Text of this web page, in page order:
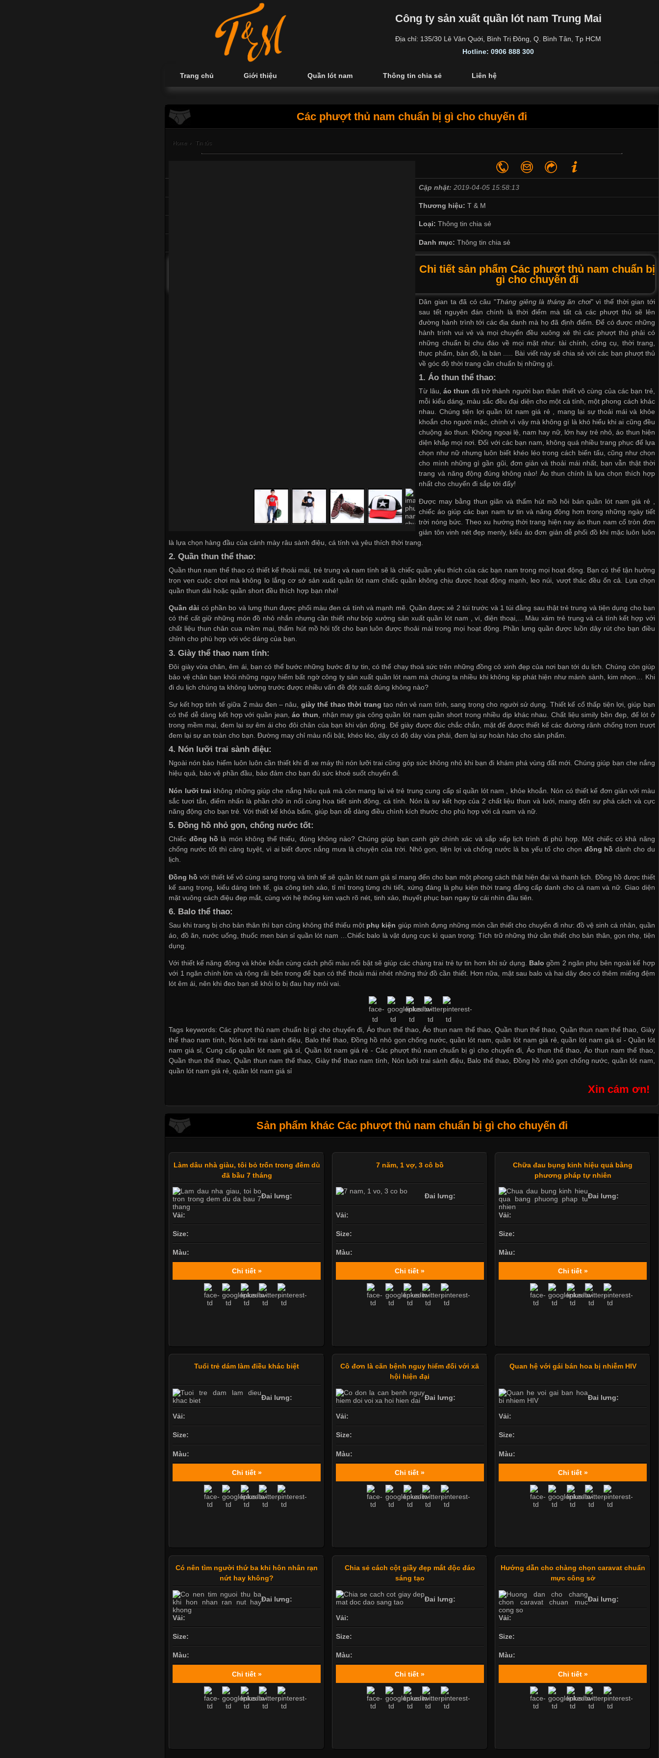
Công ty sản xuất quần lót nam Trung Mai
Địa chỉ: 135/30 Lê Văn Quới, Bình Trị Đông, Q. Bình Tân, Tp HCM
Hotline: 0906 888 300
Trang chủ Giới thiệu Quần lót nam Thông tin chia sẻ Liên hệ
Các phượt thủ nam chuẩn bị gì cho chuyến đi
Home › Tin tức
Cập nhật: 2019-04-05 15:58:13
Thương hiệu:T & M
Loại: Thông tin chia sẻ
Danh mục: Thông tin chia sẻ
Chi tiết sản phẩm Các phượt thủ nam chuẩn bị
gì cho chuyến đi
Dân gian ta đã có câu "Tháng giêng là tháng ăn chơi" vì thế thời gian tới
sau tết nguyên đán chính là thời điểm mà tất cả các phượt thủ sẽ lên
đường hành trình tới các địa danh mà họ đã định điểm. Để có được những
hành trình vui vẻ và mọi chuyển đều xuông xẻ thì các phượt thủ phải có
những chuẩn bị chu đáo về mọi mặt như: tài chính, công cụ, thời trang,
thực phẩm, bản đồ, la bàn ..... Bài viết này sẽ chia sẻ với các bạn phượt thủ
về góc độ thời trang cần chuẩn bị những gì.
1. Áo thun thể thao:
Từ lâu,áo thun đã trở thành người bạn thân thiết vô cùng của các bạn trẻ,
mỗi kiểu dáng, màu sắc đều đại diện cho một cá tính, một phong cách khác
nhau. Chúng tiện lợiquần lót nam giá rẻ , mang lại sự thoải mái và khỏe
khoắn cho người mặc, chính vì vậy mà không gì là khó hiểu khi ai cũng đều
chuộng áo thun. Không ngoại lệ, nam hay nữ, lớn hay trẻ nhỏ, áo thun hiện
diện khắp mọi nơi. Đối với các bạn nam, không quá nhiều trang phục để lựa
chọn như nữ nhưng luôn biết khéo léo trong cách biến tấu, cũng như chọn
cho mình những gì gần gũi, đơn giản và thoải mái nhất, bạn vẫn thật thời
trang và năng động đúng không nào! Áo thun chính là lựa chọn thích hợp
nhất cho chuyến đi sắp tới đấy!
Được may bằng thun giãn và thấm hút mồ hôi bán quần lót nam giá rẻ
chiếc áo giúp các bạn nam tự tin và năng động hơn trong những ngày tiết
trời nóng bức. Theo xu hướng thời trang hiện nay áo thun nam cổ tròn đơn
giản tôn vinh nét đẹp menly, kiểu áo đơn giản dễ phối đồ khi mặc luôn luôn
là lựa chọn hàng đầu của cánh mày râu sành điệu, cá tính và yêu thích thời trang.
2. Quần thun thể thao:
Quần thun nam thể thao có thiết kế thoải mái, trẻ trung và nam tính sẽ là chiếc quần yêu thích của các bạn nam trong mọi hoạt động. Bạn có thể tận hưởng
trọn vẹn cuộc chơi mà không lo lắng cơ sở sản xuất quần lót nam chiếc quần không chịu được hoạt động mạnh, leo núi, vượt thác đều ổn cả. Lựa chọn
quần thun dài hoặc quần short đều thích hợp bạn nhé!
Quần dài có phần bo và lưng thun được phối màu đen cá tính và mạnh mẽ. Quần được xẻ 2 túi trước và 1 túi đằng sau thật trẻ trung và tiện dụng cho bạn
có thể cất giữ những món đồ nhỏ nhắn nhưng cần thiết như bópxưởng sản xuất quần lót nam , ví, điện thoại,... Màu xám trẻ trung và cá tính kết hợp với
chất liệu thun chân cua mềm mại, thấm hút mồ hôi tốt cho bạn luôn được thoải mái trong mọi hoạt động. Phần lưng quần được luồn dây rút cho bạn điều
chỉnh cho phù hợp với vóc dáng của bạn.
3. Giày thể thao nam tính:
Đôi giày vừa chân, êm ái, bạn có thể bước những bước đi tự tin, có thể chạy thoả sức trên những đồng cỏ xinh đẹp của nơi bạn tới du lịch. Chúng còn giúp
bảo vệ chân bạn khỏi những nguy hiểm bất ngờcông ty sản xuất quần lót nam mà chúng ta nhiều khi không kịp phát hiện như mảnh sành, kim nhọn… Khi
đi du lịch chúng ta không lường trước được nhiều vấn đề đột xuất đúng không nào?
Sự kết hợp tinh tế giữa 2 màu đen – nâu, giày thể thao thời trang tạo nên vẻ nam tính, sang trọng cho người sử dụng. Thiết kế cổ thấp tiện lợi, giúp bạn
có thể dễ dàng kết hợp với quần jean,áo thun nhận may gia công quần lót nam quần short trong nhiều dịp khác nhau. Chất liệu simily bền đẹp, đế lót ở
trong mềm mại, đem lại sự êm ái cho đôi chân của bạn khi vận động. Đế giày được đúc chắc chắn, mặt đế được thiết kế các đường rãnh chống trơn trượt
đem lại sự an toàn cho bạn. Đường may chỉ màu nổi bật, khéo léo, dây có độ dày vừa phải, đem lại sự hoàn hảo cho sản phẩm.
4. Nón lưỡi trai sành điệu:
Ngoài nón bảo hiểm luôn luôn cần thiết khi đi xe máy thì nón lưỡi trai cũng góp sức không nhỏ khi bạn đi khám phá vùng đất mới. Chúng giúp bạn che nắng
hiệu quả, bảo vệ phần đầu, bảo đảm cho bạn đủ sức khoẻ suốt chuyến đi.
Nón lưỡi trai không những giúp che nắng hiệu quả mà còn mang lại vẻ trẻ trungcung cấp sỉ quần lót nam , khỏe khoắn. Nón có thiết kế đơn giản với màu
sắc tươi tắn, điểm nhấn là phần chữ in nổi cùng họa tiết sinh động, cá tính. Nón là sự kết hợp của 2 chất liệu thun và lưới, mang đến sự phá cách và cực
năng động cho bạn trẻ. Với thiết kế khóa bấm, giúp bạn dễ dàng điều chình kích thước cho phù hợp với cả nam và nữ.
5. Đồng hồ nhỏ gọn, chống nước tốt:
Chiếc đồng hồ là món không thể thiếu, đúng không nào? Chúng giúp bạn canh giờ chính xác và sắp xếp lịch trình đi phù hợp. Một chiếc có khả năng
chống nước tốt thì càng tuyệt, vì ai biết được nắng mưa là chuyện của trời. Nhỏ gọn, tiện lợi và chống nước là ba yếu tố cho chọn đồng hồ dành cho du
lịch.
Đồng hồvới thiết kế vô cùng sang trọng và tinh tế sẽ quần lót nam giá sỉ mang đến cho bạn một phong cách thật hiện đại và thanh lịch. Đồng hồ được thiết
kế sang trọng, kiểu dáng tinh tế, gia công tinh xảo, tỉ mỉ trong từng chi tiết, xứng đáng là phụ kiện thời trang đẳng cấp danh cho cả nam và nữ. Giao diện
mặt vuông cách điệu đẹp mắt, cùng với hệ thống kim vạch rõ nét, tinh xảo, thuyết phục bạn ngay từ cái nhìn đầu tiên.
6. Balo thể thao:
Sau khi trang bị cho bản thân thì bạn cũng không thể thiếu một phụ kiện giúp mình đựng những món cần thiết cho chuyến đi như: đồ vệ sinh cá nhân, quần
áo, đồ ăn, nước uống, thuốc men bán sỉ quần lót nam …Chiếc balo là vật dụng cực kì quan trọng: Tích trữ những thứ cần thiết cho bản thân, gọn nhẹ, tiện
dụng.
Với thiết kế năng động và khỏe khắn cùng cách phối màu nổi bật sẽ giúp các chàng trai trẻ tự tin hơn khi sử dụng. Balo gồm 2 ngăn phụ bên ngoài kế hợp
với 1 ngăn chính lớn và rộng rãi bên trong để bạn có thể thoải mái nhét những thứ đồ cần thiết. Hơn nữa, mặt sau balo và hai dây đeo có thêm miếng đệm
lót êm ái, nên khi đeo bạn sẽ khỏi lo bị đau hay mỏi vai.
Tags keywords: Các phượt thủ nam chuẩn bị gì cho chuyến đi, Áo thun thể thao, Áo thun nam thể thao, Quần thun thể thao, Quần thun nam thể thao, Giày
thể thao nam tính, Nón lưỡi trai sành điệu, Balo thể thao, Đồng hồ nhỏ gọn chống nước, quần lót nam, quần lót nam giá rẻ, quần lót nam giá sỉ -Quần lót
nam giá sỉ ,Cung cấp quần lót nam giá sỉ, Quần lót nam giá rẻ -Các phượt thủ nam chuẩn bị gì cho chuyến đi Áo thun thể thao, Áo thun nam thể thao,
Quần thun thể thao,Quần thun nam thể thao Giày thể thao nam tính Nón lưỡi trai sành điệu Balo thể thao Đồng hồ nhỏ gọn chống nước quần lót nam
quần lót nam giá rẻ ,quần lót nam giá sỉ
Xin cám ơn!
Sản phẩm khác Các phượt thủ nam chuẩn bị gì cho chuyến đi
Làm dâu nhà giàu, tôi bỏ trốn trong đêm dù
đã bầu 7 tháng
Đai lưng:
Vải:
Size:
Màu:
Chi tiết »
7 năm, 1 vợ, 3 cô bồ
Đai lưng:
Vải:
Size:
Màu:
Chi tiết »
Chữa đau bụng kinh hiệu quả bằng
phương pháp tự nhiên
Đai lưng:
Vải:
Size:
Màu:
Chi tiết »
Tuổi trẻ dám làm điều khác biệt
Đai lưng:
Vải:
Size:
Màu:
Chi tiết »
Cô đơn là căn bệnh nguy hiểm đối với xã
hội hiện đại
Đai lưng:
Vải:
Size:
Màu:
Chi tiết »
Quan hệ với gái bán hoa bị nhiễm HIV
Đai lưng:
Vải:
Size:
Màu:
Chi tiết »
Có nên tìm người thứ ba khi hôn nhân rạn
nứt hay không?
Đai lưng:
Vải:
Size:
Màu:
Chi tiết »
Chia sẻ cách cột giầy đẹp mắt độc đáo
sáng tạo
Đai lưng:
Vải:
Size:
Màu:
Chi tiết »
Hướng dẫn cho chàng chọn caravat chuẩn
mực công sở
Đai lưng:
Vải:
Size:
Màu:
Chi tiết »